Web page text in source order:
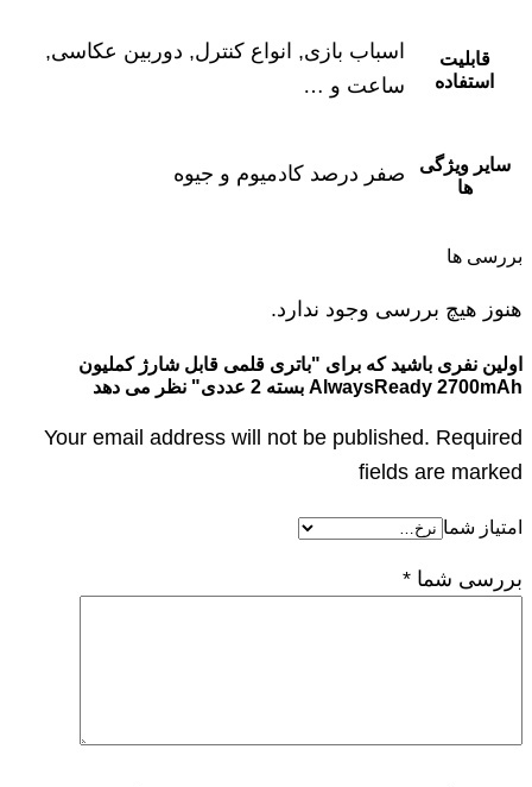
قابلیت
استفاده
اسباب بازی, انواع کنترل, دوربین عکاسی,
ساعت و …
سایر ویژگی
ها
صفر درصد کادمیوم و جیوه
بررسی ها
هنوز هیچ بررسی وجود ندارد.
اولین نفری باشید که برای "باتری قلمی قابل شارژ کملیون
AlwaysReady 2700mAh بسته 2 عددی" نظر می دهد
Your email address will not be published. Required
fields are marked
امتیاز شما
بررسی شما *